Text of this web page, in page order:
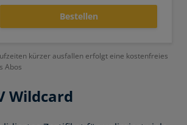
Wildcard
Bestellen
kürzer ausfallen erfolgt eine kostenfreies
Abos